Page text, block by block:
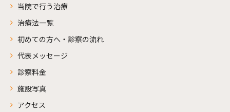
当院で行う治療
治療法一覧
初めての方へ・診察の流れ
代表メッセージ
診察料金
施設写真
アクセス